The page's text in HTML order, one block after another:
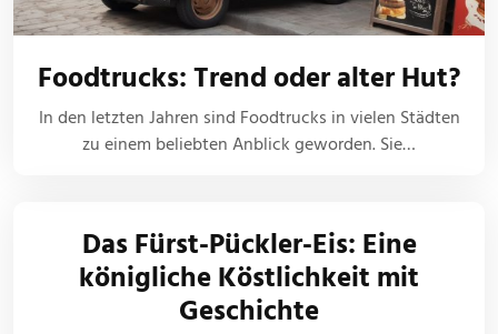
Foodtrucks: Trend oder alter Hut?
In den letzten Jahren sind Foodtrucks in vielen Städten
zu einem beliebten Anblick geworden. Sie…
Das Fürst-Pückler-Eis: Eine
königliche Köstlichkeit mit
Geschichte